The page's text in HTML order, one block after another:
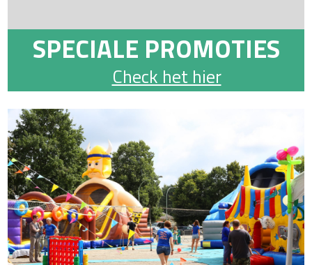
SPECIALE PROMOTIES
Check het hier